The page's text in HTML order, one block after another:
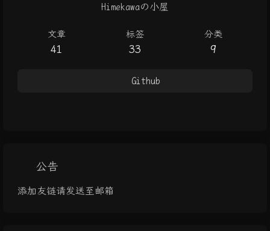
Himekawaの小屋
文章
41
标签
33
分类
9
Github
公告
添加友链请发送至邮箱